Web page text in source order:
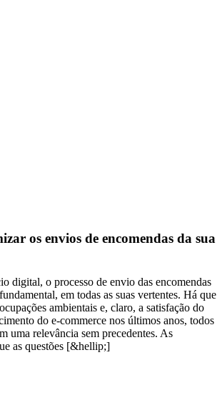
os envios de encomendas da sua
digital, o processo de envio das encomendas
em todas as suas vertentes. Há que
ambientais e, claro, a satisfação do
do e-commerce nos últimos anos, todos
uma relevância sem precedentes. As
as questões [&hellip;]